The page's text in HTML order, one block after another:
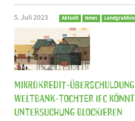
5. Juli 2023 Aktuell News
Mikrokredit-Überschuldung
Weltbank-Tochter IFC
Untersuchung blockieren